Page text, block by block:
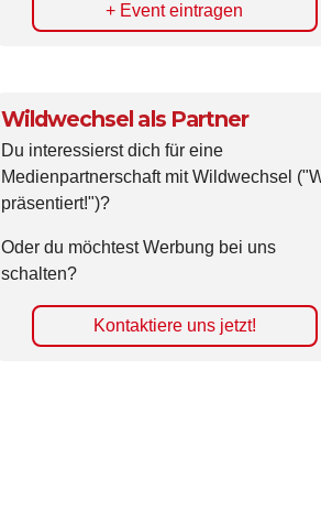
+ Event eintragen
Wildwechsel als Partner
Du interessierst dich für eine
Medienpartnerschaft mit Wildwechsel
präsentiert!")?
Oder du möchtest Werbung bei uns
schalten?
Kontaktiere uns jetzt!